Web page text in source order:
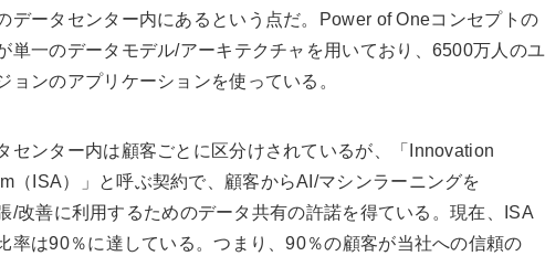
データセンター内にあるという点だ。Power of Oneコンセプトの
単一のデータモデル/アーキテクチャを用いており、6500万人のユ
ョンのアプリケーションを使っている。
センター内は顧客ごとに区分けされているが、「Innovation
（ISA）」と呼ぶ契約で、顧客からAI/マシンラーニングを
/改善に利用するためのデータ共有の許諾を得ている。現在、ISA
率は90％に達している。つまり、90％の顧客が当社への信頼の